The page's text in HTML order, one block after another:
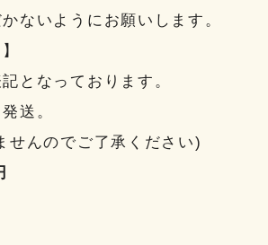
ないようにお願いします。
となっております。
送。
せんのでご了承ください)